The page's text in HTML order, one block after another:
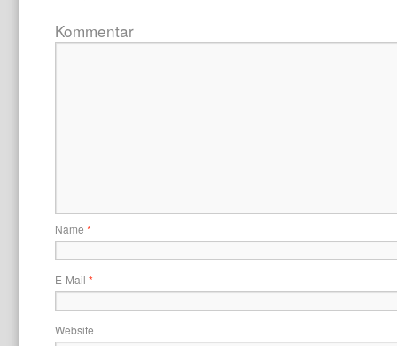
Kommentar
Name *
E-Mail *
Website